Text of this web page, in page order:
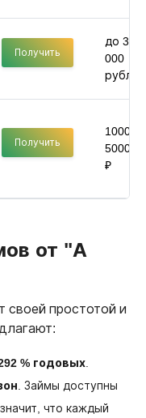
Получить
до 30
000
рублей
Получить
1000 -
50000
₽
от "А
своей простотой и
% годовых
. Займы доступны
что каждый